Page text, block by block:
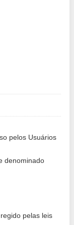
pelos Usuários
denominado
pelas leis